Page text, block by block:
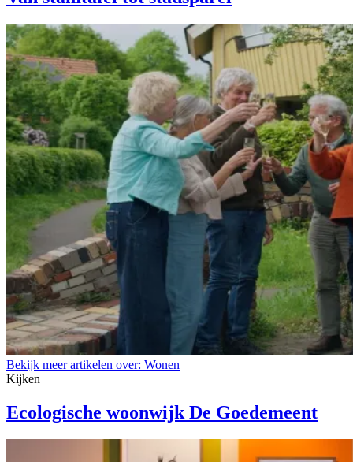
Bekijk meer artikelen over: Wonen
Kijken
Ecologische woonwijk De Goedemeent